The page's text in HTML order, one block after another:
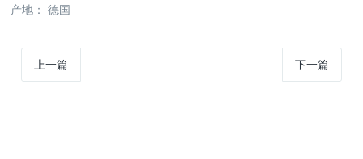
产地 ： 德国
上一篇 下一篇